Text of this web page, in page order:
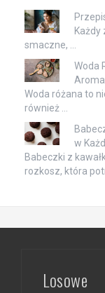
Każdy
smaczne, …
Woda
Woda różana to
również …
w
Babeczki z
rozkosz, która
Losowe